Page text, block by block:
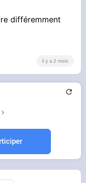
différemment
il y a 2 mois